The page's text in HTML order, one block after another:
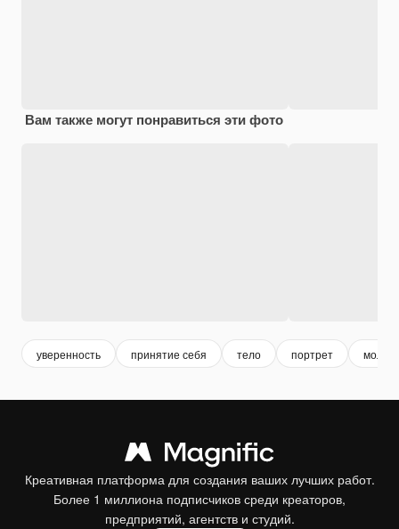
Вам также могут понравиться эти фото
уверенность принятие себя тело портрет
Креативная платформа для создания ваших лучших работ.
Более 1 миллиона подписчиков среди креаторов,
предприятий, агентств и студий.